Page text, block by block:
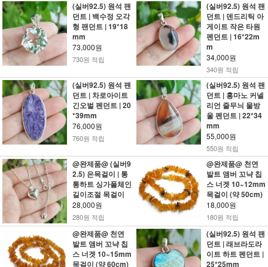
(실버92.5) 원석 팬
던트 | 백수정 오각
형 팬던트 | 19*18
mm
73,000원
730원 적립
(실버92.5) 원석 팬
던트 | 덴드리틱 아
게이트 작은 타원
펜던트 | 16*22m
m
34,000원
340원 적립
(실버92.5) 원석 팬
던트 | 차로아이트
긴오벌 펜던트 | 20
*39mm
76,000원
760원 적립
(실버92.5) 원석 팬
던트 | 홍마노 커넬
리언 줄무늬 물방
울 펜던트 | 22*34
mm
55,000원
550원 적립
@완제품@ (실버9
2.5) 은목걸이 | 통
통하트 싱가폴체인
길이조절 목걸이
28,000원
280원 적립
@완제품@ 천연
발트 앰버 꼬냑 칩
스 너겟 10~12mm
목걸이 (약 50cm)
18,000원
180원 적립
@완제품@ 천연
발트 앰버 꼬냑 칩
스 너겟 10~15mm
목걸이 (약 60cm)
(실버92.5) 원석 팬
던트 | 래브라도라
이트 하트 펜던트 |
25*25mm